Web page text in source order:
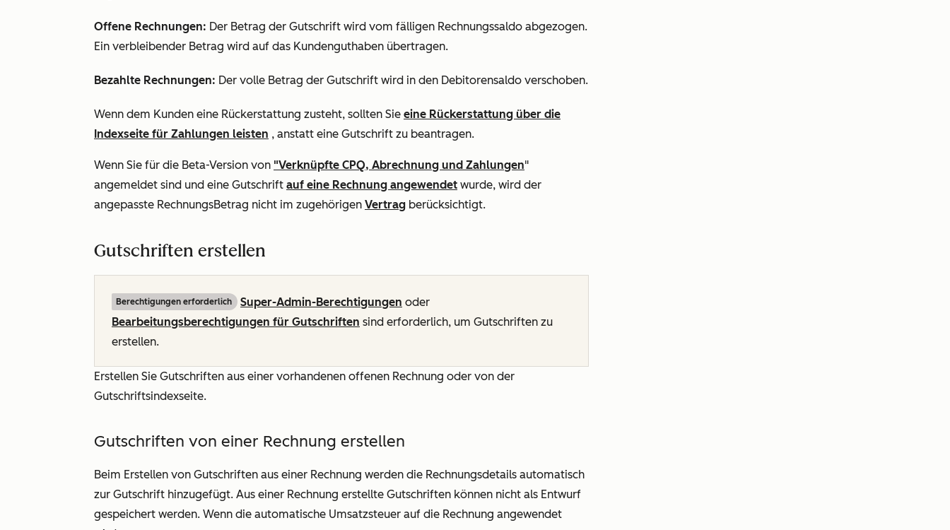
Offene Rechnungen: Der Betrag der Gutschrift wird vom fälligen Rechnungssaldo abgezogen.
Ein verbleibender Betrag wird auf das Kundenguthaben übertragen.
Bezahlte Rechnungen: Der volle Betrag der Gutschrift wird in den Debitorensaldo verschoben.
Wenn dem Kunden eine Rückerstattung zusteht, sollten Sie eine Rückerstattung über die
Indexseite für Zahlungen leisten , anstatt eine Gutschrift zu beantragen.
Wenn Sie für die Beta-Version von "Verknüpfte CPQ, Abrechnung und Zahlungen"
angemeldet sind und eine Gutschrift auf eine Rechnung angewendet wurde, wird der
angepasste RechnungsBetrag nicht im zugehörigen Vertrag berücksichtigt.
Gutschriften erstellen
Berechtigungen erforderlich Super-Admin-Berechtigungen oder
Bearbeitungsberechtigungen für Gutschriften sind erforderlich, um Gutschriften zu
erstellen.
Erstellen Sie Gutschriften aus einer vorhandenen offenen Rechnung oder von der
Gutschriftsindexseite.
Gutschriften von einer Rechnung erstellen
Beim Erstellen von Gutschriften aus einer Rechnung werden die Rechnungsdetails automatisch
zur Gutschrift hinzugefügt. Aus einer Rechnung erstellte Gutschriften können nicht als Entwurf
gespeichert werden. Wenn die automatische Umsatzsteuer auf die Rechnung angewendet